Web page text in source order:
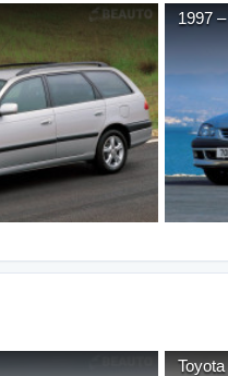
1997 –
Toyota